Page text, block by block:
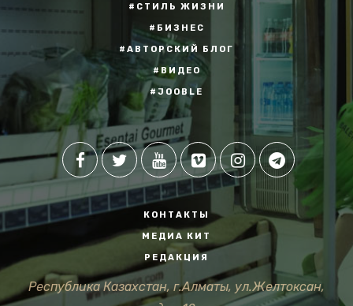
#СТИЛЬ ЖИЗНИ
#БИЗНЕС
#АВТОРСКИЙ БЛОГ
#ВИДЕО
#JOOBLE
КОНТАКТЫ
МЕДИА КИТ
РЕДАКЦИЯ
Республика Казахстан, г.Алматы, ул.Желтоксан,